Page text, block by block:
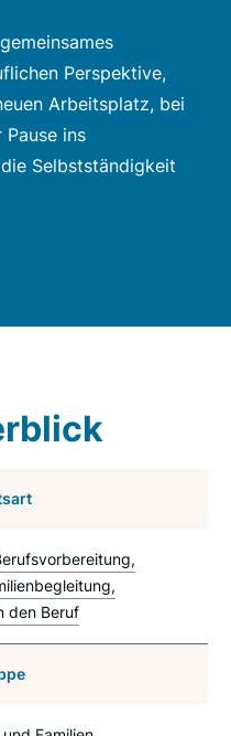
Perspektive,
Arbeitsplatz, bei
ins
Selbstständigkeit
den Beruf